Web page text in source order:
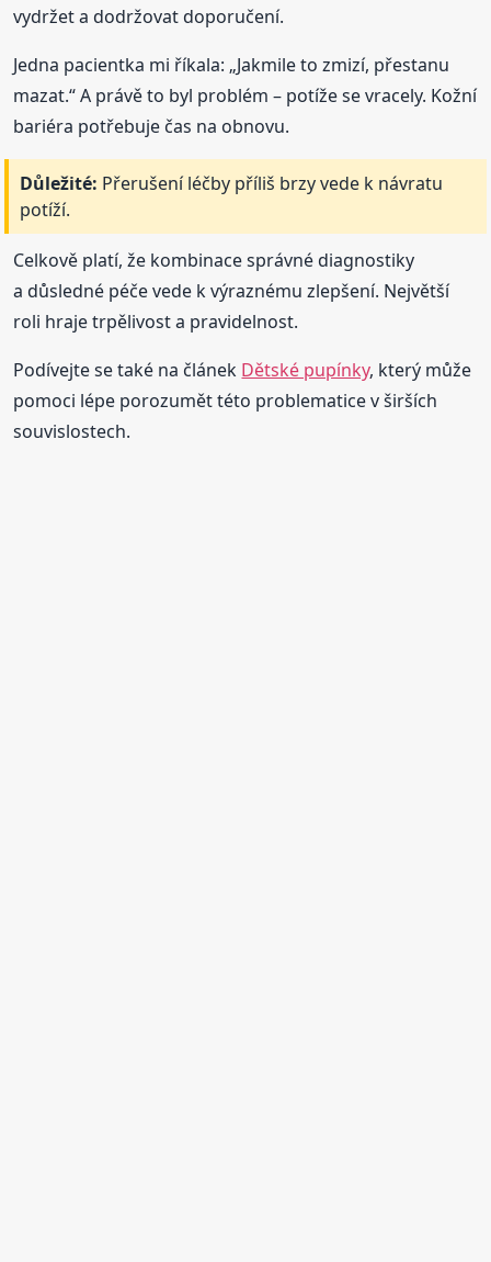
vydržet a dodržovat doporučení.
Jedna pacientka mi říkala: „Jakmile to zmizí, přestanu
mazat.“ A právě to byl problém – potíže se vracely. Kožní
bariéra potřebuje čas na obnovu.
Důležité: Přerušení léčby příliš brzy vede k návratu
potíží.
Celkově platí, že kombinace správné diagnostiky
a důsledné péče vede k výraznému zlepšení. Největší
roli hraje trpělivost a pravidelnost.
Podívejte se také na článek Dětské pupínky, který může
pomoci lépe porozumět této problematice v širších
souvislostech.